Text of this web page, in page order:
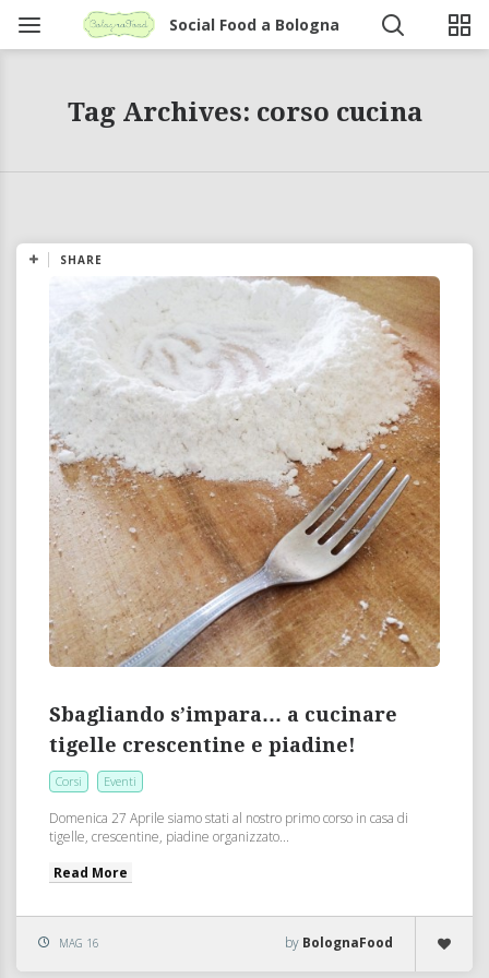
Social Food a Bologna
Tag Archives: corso cucina
SHARE
Sbagliando s’impara… a cucinare
tigelle crescentine e piadine!
Corsi Eventi
Domenica 27 Aprile siamo stati al nostro primo corso in casa di
tigelle, crescentine, piadine organizzato...
Read More
MAG 16 by BolognaFood